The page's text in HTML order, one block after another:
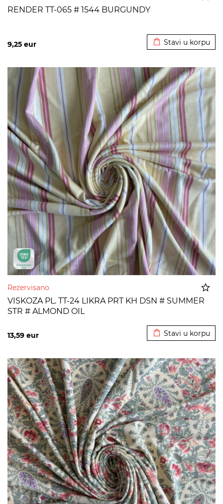
RENDER TT-065 # 1544 BURGUNDY
9,25 eur Stavi u korpu
Rezervisano
VISKOZA PL. TT-24 LIKRA PRT KH DSN # SUMMER
STR # ALMOND OIL
13,59 eur Stavi u korpu